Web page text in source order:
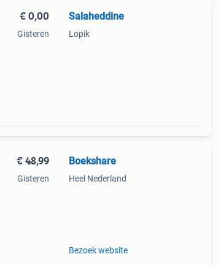
€ 0,00
Gisteren
Salaheddine
Lopik
€ 48,99
Gisteren
Boekshare
Heel Nederland
Bezoek website